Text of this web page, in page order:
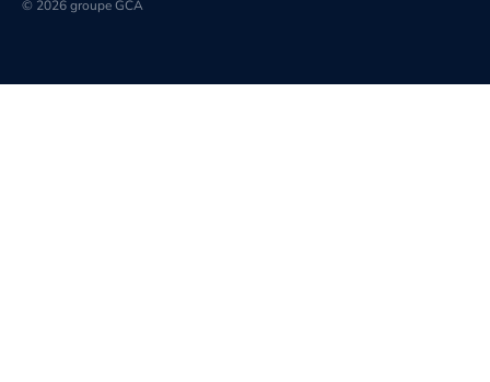
© 2026 groupe GCA